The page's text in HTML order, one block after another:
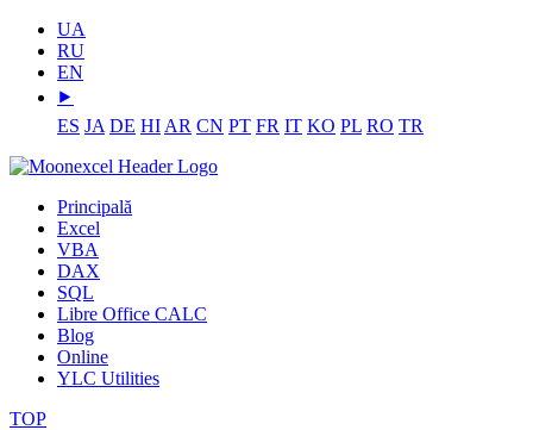
UA
RU
EN
⯈
ES JA DE HI AR CN PT FR IT KO PL RO TR
Principală
Excel
VBA
DAX
SQL
Libre Office CALC
Blog
Online
YLC Utilities
TOP